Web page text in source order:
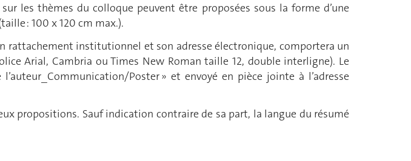
les thèmes du colloque peuvent être proposées sous la forme d’une
: 100 x 120 cm max.).
rattachement institutionnel et son adresse électronique, comportera un
Arial, Cambria ou Times New Roman taille 12, double interligne). Le
Poster » et envoyé en pièce jointe à l’adresse
propositions. Sauf indication contraire de sa part, la langue du résumé